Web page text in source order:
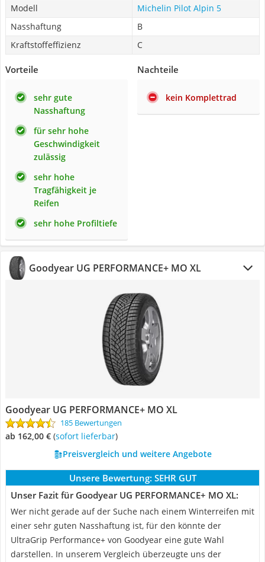
Modell
Michelin Pilot Alpin 5
Nasshaftung
B
Kraftstoffeffizienz
C
Vorteile
sehr gute
Nasshaftung
für sehr hohe
Geschwindigkeit
zulässig
sehr hohe
Tragfähigkeit je
Reifen
sehr hohe Profiltiefe
Nachteile
kein Komplettrad
Goodyear ‎UG PERFORMANCE+ MO XL
Goodyear ‎UG PERFORMANCE+ MO XL
185 Bewertungen
ab 162,00 € ( Sofort lieferbar)
Preisvergleich und weitere Angebote
Unsere Bewertung: SEHR GUT
Unser Fazit für Goodyear ‎UG PERFORMANCE+ MO XL:
Wer nicht gerade auf der Suche nach einem Winterreifen mit
einer sehr guten Nasshaftung ist, für den könnte der
UltraGrip Performance+ von Goodyear eine gute Wahl
darstellen. In unserem Vergleich überzeugte uns der